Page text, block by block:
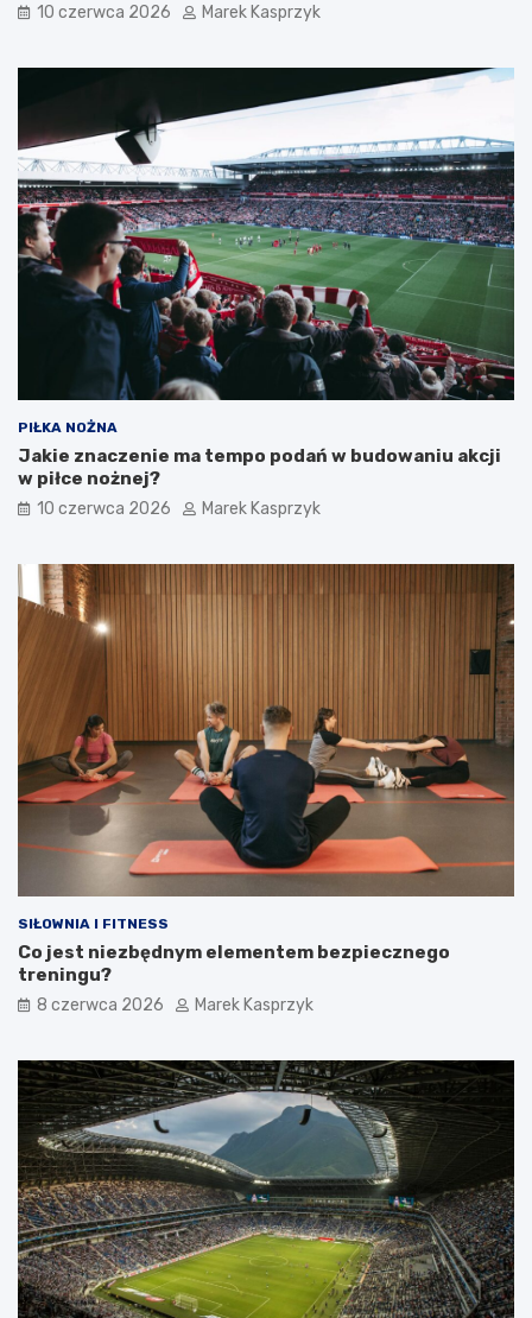
10 czerwca 2026 Marek Kasprzyk
PIŁKA NOŻNA
Jakie znaczenie ma tempo podań w budowaniu akcji
w piłce nożnej?
10 czerwca 2026 Marek Kasprzyk
SIŁOWNIA I FITNESS
Co jest niezbędnym elementem bezpiecznego
treningu?
8 czerwca 2026 Marek Kasprzyk